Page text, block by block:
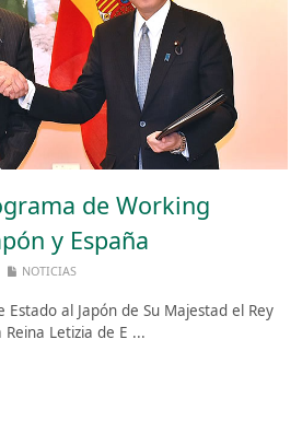
de Working
y España
NOTICIAS
al Japón de Su Majestad el Rey
Letizia de E ...